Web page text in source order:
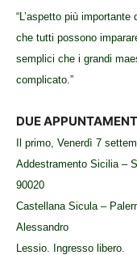
“L’aspetto più
che tutti possono
semplici che i grandi
complicato.”
DUE
Il primo, Venerdì 7
Addestramento Sicilia –
90020
Castellana Sicula –
Alessandro
Lessio. Ingresso libero.